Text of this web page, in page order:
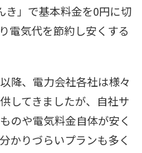
き」で基本料金を0円に切
電気代を節約し安くする
降、電力会社各社は様々
してきましたが、自社サ
のや電気料金自体が安く
かりづらいプランも多く